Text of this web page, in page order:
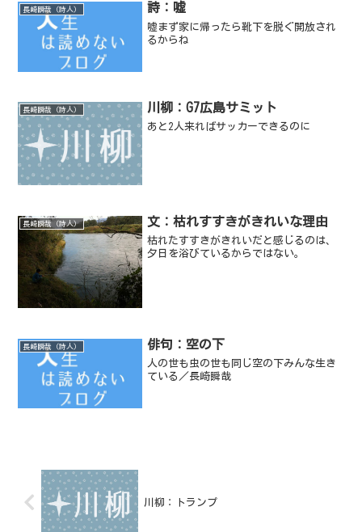
長崎瞬哉（詩人） 詩：嘘
嘘まず家に帰ったら靴下を脱ぐ開放され
るからね
長崎瞬哉（詩人） 川柳：G7広島サミット
あと2人来ればサッカーできるのに
長崎瞬哉（詩人） 文：枯れすすきがきれいな理由
枯れたすすきがきれいだと感じるのは、
夕日を浴びているからではない。
長崎瞬哉（詩人） 俳句：空の下
人の世も虫の世も同じ空の下みんな生き
ている／長崎瞬哉
川柳：トランプ